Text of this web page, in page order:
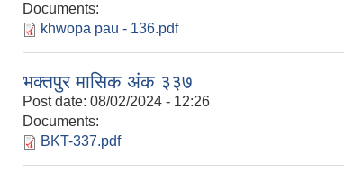
Documents:
khwopa pau - 136.pdf
भक्तपुर मासिक अंक ३३७
Post date: 08/02/2024 - 12:26
Documents:
BKT-337.pdf